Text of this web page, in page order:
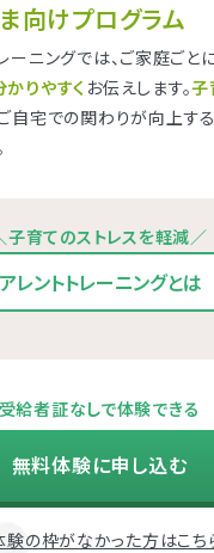
向けプログラム
ーニングでは、ご家庭ごと
りやすく お伝えします。子
ご自宅での関わりが向上す
子育てのストレスを軽減／
レントトレーニングとは
受給者証なしで体験できる
無料体験に申し込む
験の枠がなかった方はこち